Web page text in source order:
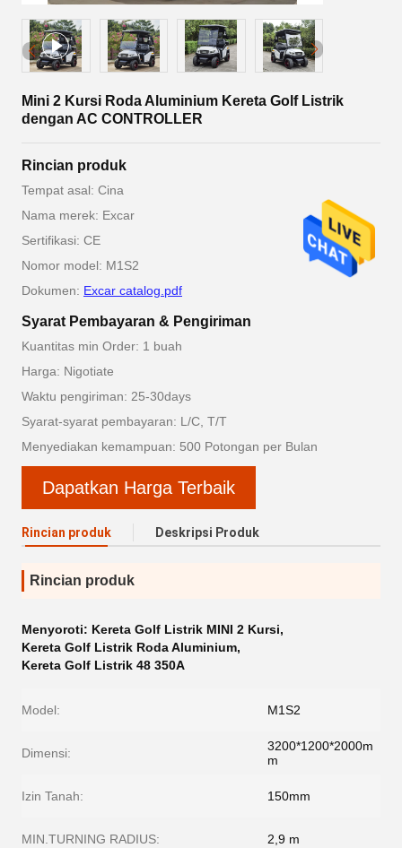
Mini 2 Kursi Roda Aluminium Kereta Golf Listrik
dengan AC CONTROLLER
Rincian produk
Tempat asal: Cina
Nama merek: Excar
Sertifikasi: CE
Nomor model: M1S2
Dokumen: Excar catalog.pdf
Syarat Pembayaran & Pengiriman
Kuantitas min Order: 1 buah
Harga: Nigotiate
Waktu pengiriman: 25-30days
Syarat-syarat pembayaran: L/C, T/T
Menyediakan kemampuan: 500 Potongan per Bulan
Dapatkan Harga Terbaik
Rincian produk Deskripsi Produk
Rincian produk
Menyoroti: Kereta Golf Listrik MINI 2 Kursi,
Kereta Golf Listrik Roda Aluminium,
Kereta Golf Listrik 48 350A
Model: M1S2
Dimensi:
3200*1200*2000m
m
Izin Tanah: 150mm
MIN.TURNING RADIUS: 2,9 m